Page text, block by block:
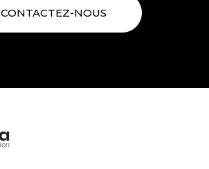
CONTACTEZ-NOUS